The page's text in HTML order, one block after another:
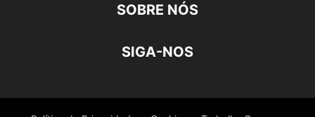
SOBRE NÓS
SIGA-NOS